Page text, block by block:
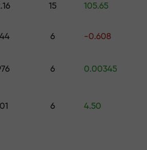
قم بإيداع المبلغ في حسابك باستخدام $333 — اختر
15 105.65
6 -0.608
6 0.00345
6 4.50